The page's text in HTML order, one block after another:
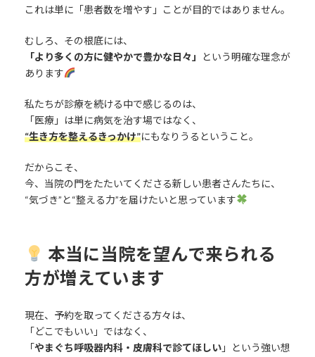
これは単に「患者数を増やす」ことが目的ではありません。
むしろ、その根底には、
「より多くの方に健やかで豊かな日々 」
という明確な理念が
あります
私たちが診療を続ける中で感じるのは、
「医療」は単に病気を治す場ではなく、
“生き方を整えるきっかけ”にもなりうるということ。
だからこそ、
今、当院の門をたたいてくださる新しい患者さんたちに、
“気づき”と“整える力”を届けたいと思っています
本当に当院を望んで来られる
方が増えています
現在、予約を取ってくださる方々は、
「どこでもいい」ではなく、
「やまぐち呼吸器内科・皮膚科で診てほしい」という強い想